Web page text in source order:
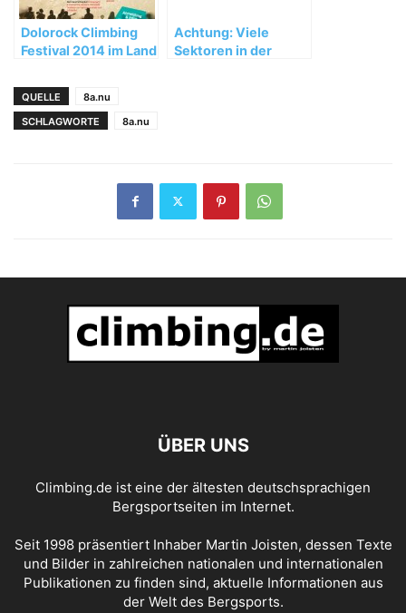
Dolorock Climbing
Festival 2014 im Land
Achtung: Viele
Sektoren in der
QUELLE
8a.nu
SCHLAGWORTE
8a.nu
ÜBER UNS
Climbing.de ist eine der ältesten deutschsprachigen
Bergsportseiten im Internet.
Seit 1998 präsentiert Inhaber Martin Joisten, dessen Texte
und Bilder in zahlreichen nationalen und internationalen
Publikationen zu finden sind, aktuelle Informationen aus
der Welt des Bergsports.